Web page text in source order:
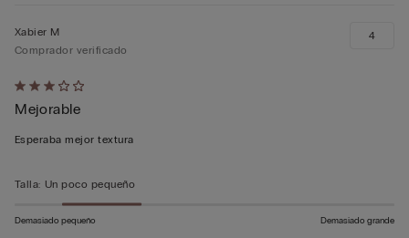
Calificación
de
3
5
Xabier M
Comprador verificado
Mejorable
Esperaba mejor textura
4
Talla: Un poco pequeño
Demasiado pequeño Demasiado grande